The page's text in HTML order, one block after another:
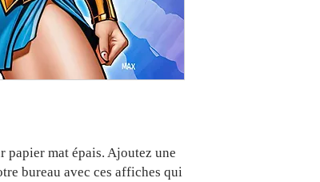
papier mat épais. Ajoutez une
bureau avec ces affiches qui